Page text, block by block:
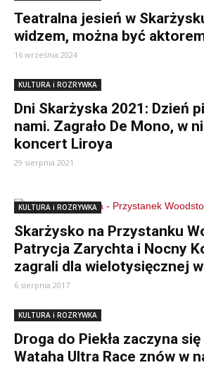
Teatralna jesień w
widzem, można być
16 września 2024
KULTURA i ROZRYWKA
Dni Skarżyska 2021: Dzień
nami. Zagrało De Mono, w
koncert Liroya
29 sierpnia 2021
KULTURA i ROZRYWKA
Skarżysko na Przystanku
Patrycja Zarychta i Nocny
zagrali dla wielotysięcznej
6 sierpnia 2017
KULTURA i ROZRYWKA
Droga do Piekła zaczyna
Wataha Ultra Race znów w